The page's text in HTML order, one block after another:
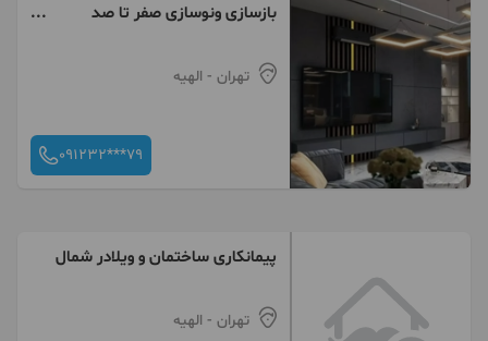
بازسازی ونوسازی صفر تا صد
تهران - الهیه
091232***79
پیمانکاری ساختمان و ویلادر شمال
تهران - الهیه